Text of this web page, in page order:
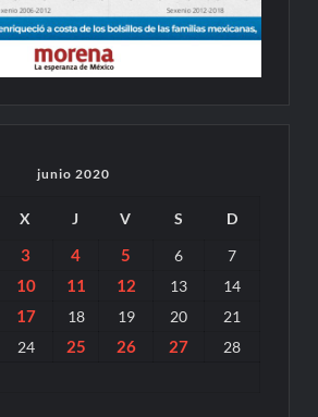
junio 2020
X J V S D
3 4 5 6
7
10 11 12 13 14
17 18 19 20
21
24 25 26 27 28